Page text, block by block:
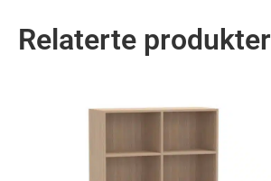
Relaterte produkter